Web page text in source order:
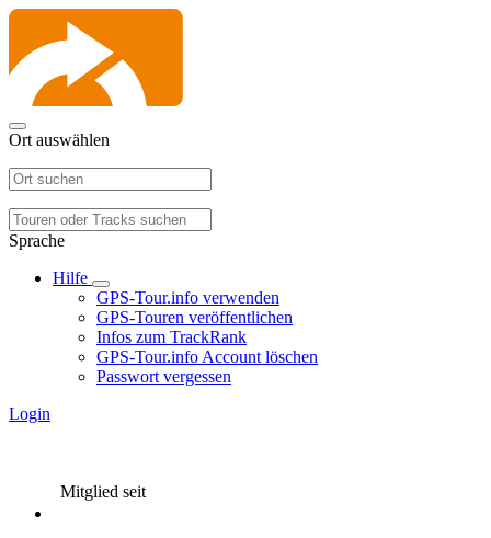
Ort auswählen
Sprache
Hilfe
GPS-Tour.info verwenden
GPS-Touren veröffentlichen
Infos zum TrackRank
GPS-Tour.info Account löschen
Passwort vergessen
Login
Mitglied seit